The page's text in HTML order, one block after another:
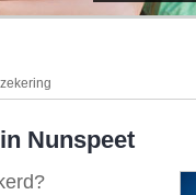
Nunspeet